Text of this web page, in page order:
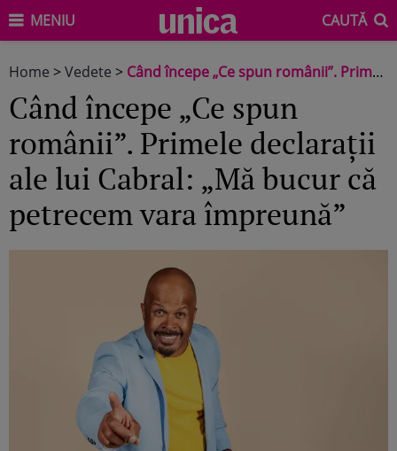
MENIU CAUTĂ
Home >Vedete > Când începe „Ce spun românii”. Primele declarații ale lui Cabral: „Mă bucur că petrecem vara împreună”
Când începe „Ce spun
românii”. Primele declarații
ale lui Cabral: „Mă bucur că
petrecem vara împreună”